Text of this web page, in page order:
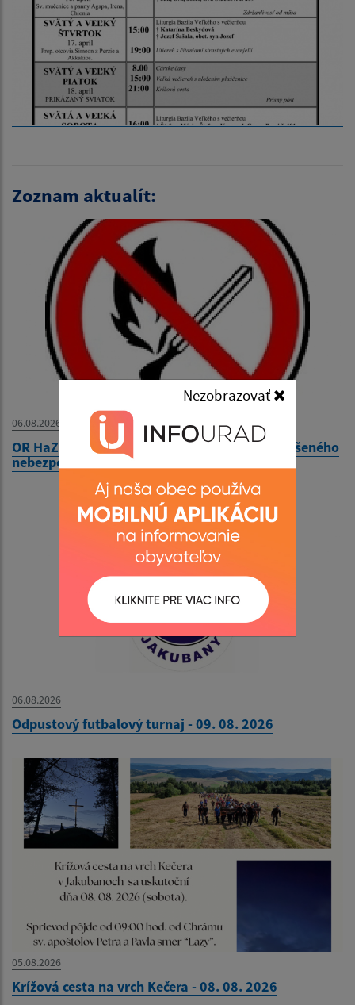
Nezobrazovať
Zoznam aktualít:
06.08.2026
OR HaZZ Stará Ľubovňa - Vyhlásenie času zvýšeného
nebezpečenstva vzniku požiaru
06.08.2026
Odpustový futbalový turnaj - 09. 08. 2026
05.08.2026
Krížová cesta na vrch Kečera - 08. 08. 2026